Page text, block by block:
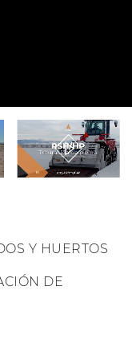
Y HUERTOS
DE